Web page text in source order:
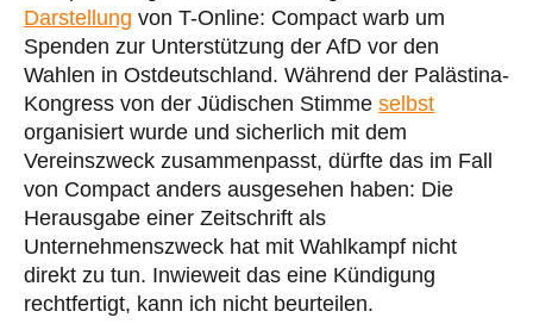
Darstellung von T-Online: Compact warb um
Spenden zur Unterstützung der AfD vor den
Wahlen in Ostdeutschland. Während der Palästina-
Kongress von der Jüdischen Stimme selbst
organisiert wurde und sicherlich mit dem
Vereinszweck zusammenpasst, dürfte das im Fall
von Compact anders ausgesehen haben: Die
Herausgabe einer Zeitschrift als
Unternehmenszweck hat mit Wahlkampf nicht
direkt zu tun. Inwieweit das eine Kündigung
rechtfertigt, kann ich nicht beurteilen.